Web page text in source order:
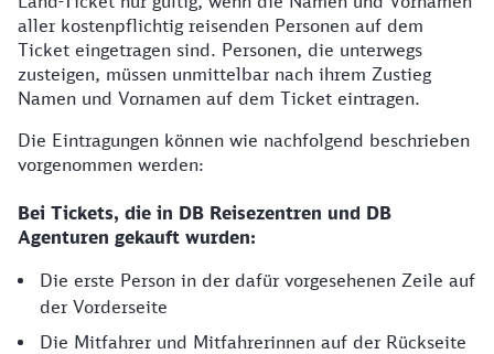
aller kostenpflichtig reisenden Personen auf dem
Ticket eingetragen sind. Personen, die unterwegs
zusteigen, müssen unmittelbar nach ihrem Zustieg
Namen und Vornamen auf dem Ticket eintragen.
Die Eintragungen können wie nachfolgend beschrieben
vorgenommen werden:
Bei Tickets, die in DB Reisezentren und DB
Agenturen gekauft wurden:
Die erste Person in der dafür vorgesehenen Zeile auf
der Vorderseite
Die Mitfahrer und Mitfahrerinnen auf der Rückseite